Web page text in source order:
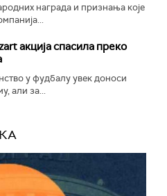
награда и признања које
акција спасила преко
у фудбалу увек доноси
али за...